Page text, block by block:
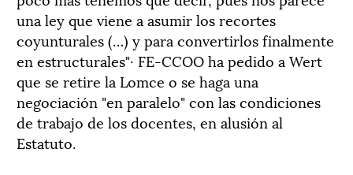
una ley que viene a asumir los recortes
coyunturales (…) y para convertirlos finalmente
en estructurales"· FE-CCOO ha pedido a Wert
que se retire la Lomce o se haga una
negociación "en paralelo" con las condiciones
de trabajo de los docentes, en alusión al
Estatuto.